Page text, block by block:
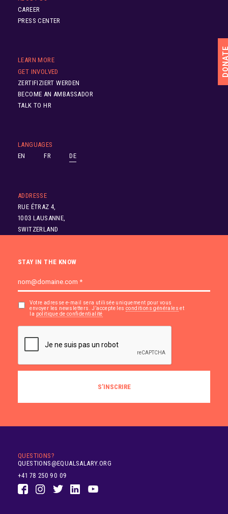
CAREER
PRESS CENTER
LEARN MORE
GET INVOLVED
ZERTIFIZIERT WERDEN
BECOME AN AMBASSADOR
TALK TO HR
LANGUAGES
EN
FR DE
ADDRESSE
RUE ÉTRAZ 4,
1003 LAUSANNE,
SWITZERLAND
STAY IN THE KNOW
Votre adresse e-mail sera utilisée uniquement pour vous
envoyer les newsletters. J’accepte lesconditions générales et
la politique de confidentialité
QUESTIONS?
QUESTIONS@EQUALSALARY.ORG
+41 78 250 90 09